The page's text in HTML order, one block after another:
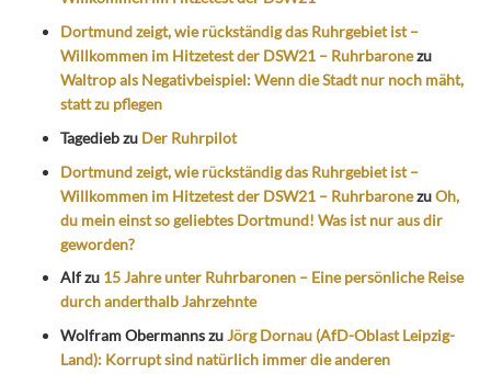
Dortmund zeigt, wie rückständig das Ruhrgebiet ist –
Willkommen im Hitzetest der DSW21 – Ruhrbaronezu
Waltrop als Negativbeispiel: Wenn die Stadt nur noch mäht,
statt zu pflegen
Tagediebzu Der Ruhrpilot
Dortmund zeigt, wie rückständig das Ruhrgebiet ist –
Willkommen im Hitzetest der DSW21 – RuhrbaronezuOh,
du mein einst so geliebtes Dortmund! Was ist nur aus dir
geworden?
Alfzu 15 Jahre unter Ruhrbaronen – Eine persönliche Reise
durch anderthalb Jahrzehnte
Wolfram ObermannszuJörg Dornau (AfD-Oblast Leipzig-
Land): Korrupt sind natürlich immer die anderen